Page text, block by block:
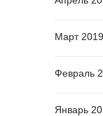
Март 2019
Февраль
Январь